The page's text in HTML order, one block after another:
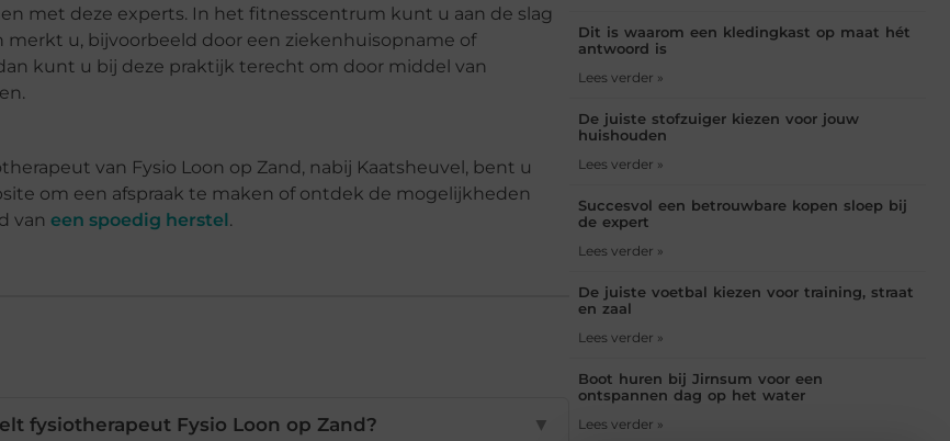
met deze experts. In het fitnesscentrum kunt u aan de slag
u, bijvoorbeeld door een ziekenhuisopname of
kunt u bij deze praktijk terecht om door middel van
van Fysio Loon op Zand, nabij Kaatsheuvel, bent u
om een afspraak te maken of ontdek de mogelijkheden
van een spoedig herstel.
fysiotherapeut Fysio Loon op Zand? ▼
Dit is waarom een kledingkast op maat hét
antwoord is
Lees verder »
De juiste stofzuiger kiezen voor jouw
huishouden
Lees verder »
Succesvol een betrouwbare kopen sloep bij
de expert
Lees verder »
De juiste voetbal kiezen voor training, straat
en zaal
Lees verder »
Boot huren bij Jirnsum voor een
ontspannen dag op het water
Lees verder »